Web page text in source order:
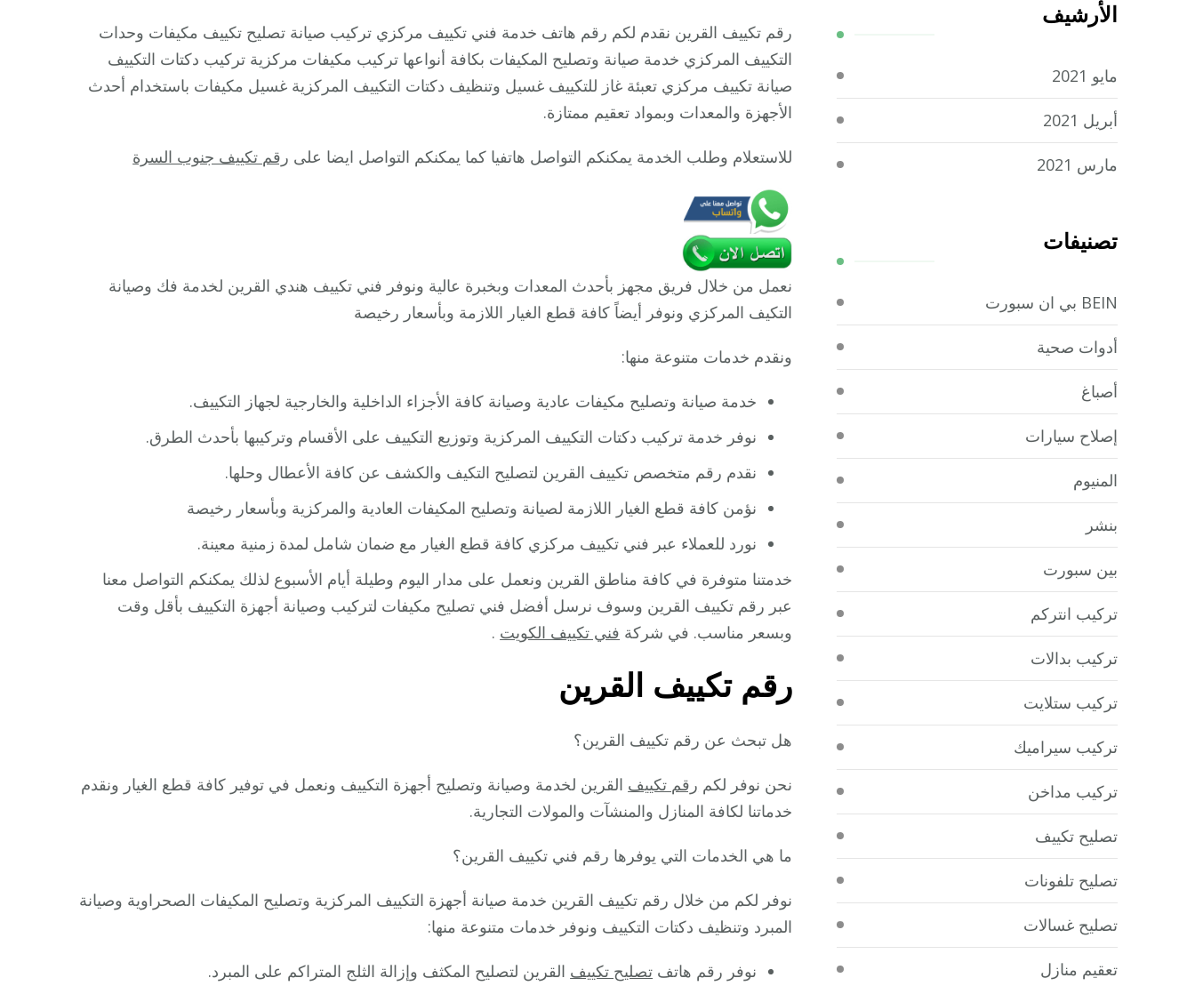
تكييف
القرين
/
98025055
رقم
هاتف
رقم تكييف القرين نقدم لكم رقم هاتف خدمة فني تكييف مركزي تركيب صيانة تصليح تكييف مكيفات وحدات
التكييف المركزي خدمة صيانة وتصليح المكيفات بكافة أنواعها تركيب مكيفات مركزية تركيب دكتات التكييف
صيانة تكييف مركزي تعبئة غاز للتكييف غسيل وتنظيف دكتات التكييف المركزية غسيل مكيفات باستخدام أحدث
الأجهزة والمعدات وبمواد تعقيم ممتازة.
للاستعلام وطلب الخدمة يمكنكم التواصل هاتفيا كما يمكنكم التواصل ايضا على رقم تكييف جنوب السرة
نعمل من خلال فريق مجهز بأحدث المعدات وبخبرة عالية ونوفر فني تكييف هندي القرين لخدمة فك وصيانة
التكيف المركزي ونوفر أيضاً كافة قطع الغيار اللازمة وبأسعار رخيصة
ونقدم خدمات متنوعة منها:
خدمة صيانة وتصليح مكيفات عادية وصيانة كافة الأجزاء الداخلية والخارجية لجهاز التكييف.
نوفر خدمة تركيب دكتات التكييف المركزية وتوزيع التكييف على الأقسام وتركيبها بأحدث الطرق.
نقدم رقم متخصص تكييف القرين لتصليح التكيف والكشف عن كافة الأعطال وحلها.
نؤمن كافة قطع الغيار اللازمة لصيانة وتصليح المكيفات العادية والمركزية وبأسعار رخيصة
نورد للعملاء عبر فني تكييف مركزي كافة قطع الغيار مع ضمان شامل لمدة زمنية معينة.
خدمتنا متوفرة في كافة مناطق القرين ونعمل على مدار اليوم وطيلة أيام الأسبوع لذلك يمكنكم التواصل معنا
عبر رقم تكييف القرين وسوف نرسل أفضل فني تصليح مكيفات لتركيب وصيانة أجهزة التكييف بأقل وقت
وبسعر مناسب. في شركة فني تكييف الكويت .
رقم تكييف القرين
هل تبحث عن رقم تكييف القرين؟
نحن نوفر لكم رقم تكييف القرين لخدمة وصيانة وتصليح أجهزة التكييف ونعمل في توفير كافة قطع الغيار ونقدم
خدماتنا لكافة المنازل والمنشآت والمولات التجارية.
ما هي الخدمات التي يوفرها رقم فني تكييف القرين؟
نوفر لكم من خلال رقم تكييف القرين خدمة صيانة أجهزة التكييف المركزية وتصليح المكيفات الصحراوية وصيانة
المبرد وتنظيف دكتات التكييف ونوفر خدمات متنوعة منها:
نوفر رقم هاتف تصليح تكييف القرين لتصليح المكثف وإزالة الثلج المتراكم على المبرد.
الأرشيف
مايو 2021
أبريل 2021
مارس 2021
تصنيفات
BEIN بي ان سبورت
أدوات صحية
أصباغ
إصلاح سيارات
المنيوم
بنشر
بين سبورت
تركيب انتركم
تركيب بدالات
تركيب ستلايت
تركيب سيراميك
تركيب مداخن
تصليح تكييف
تصليح تلفونات
تصليح غسالات
تعقيم منازل